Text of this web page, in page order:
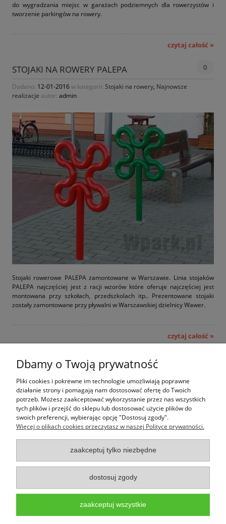
do wygradzania miejsc w garażach podziemnych dla rowerzystów i
tworzenie parkingów na rowery.
czytaj całość »
STOJAKI NA ROWERY PALEPA 0
Dodano: 12-01-2016w kategorii: Stojaki na rowery, Najnowsze
realizacje autor: admin
Stojaki rowerowe PALEPA zamontowane w Warszawie. Linia stojaków
PALEPA najczęściej jest z racji wzorów które oferuje najczęściej jest
montowana przy szkołach, przedszkolach itp.. Prezentowane stojaki
zostały zamontowane przy pływalni w Warszawskiej dzielnicy Wawer.
czytaj całość »
« 1 2 »
Jak kupować
Pomoc
Informacje
Wpark.pl to marka należąca do firmy PALEPA design,
353,www.wpark.pl,e-mail:sklep@wpark.pl
Polityce prywatności - pliki cookies
Dbamy o Twoją prywatność
Pliki cookies i pokrewne im technologie umożliwiają poprawne
działanie strony i pomagają nam dostosować ofertę do Twoich
potrzeb. Możesz zaakceptować wykorzystanie przez nas wszystkich
tych plików i przejść do sklepu lub dostosować użycie plików do
swoich preferencji, wybierając opcję "Dostosuj zgody".
Więcej o plikach cookies przeczytasz w naszej Polityce prywatności.
zaakceptuj tylko niezbędne
dostosuj zgody
zaakceptuj wszystkie